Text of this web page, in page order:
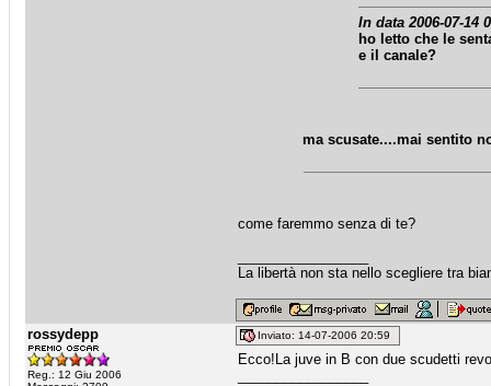
In data 2006-07-14
ho letto che le
e il canale?
ma scusate....mai sentito
come faremmo senza di te?
La libertà non sta nello scegliere tra
rossydepp
Reg.: 12 Giu 2006
Inviato: 14-07-2006 20:59
Ecco!La juve in B con due scudetti